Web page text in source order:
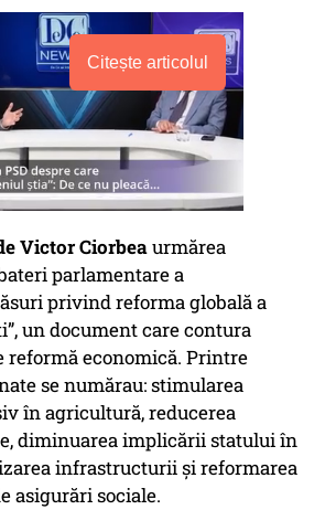
Citește articolul
Victor Ciorbeaurmărea
parlamentare a
privind reforma globală a
un document care contura
reformă economică. Printre
se numărau: stimularea
în agricultură, reducerea
diminuarea implicării statului în
infrastructurii și reformarea
asigurări sociale.